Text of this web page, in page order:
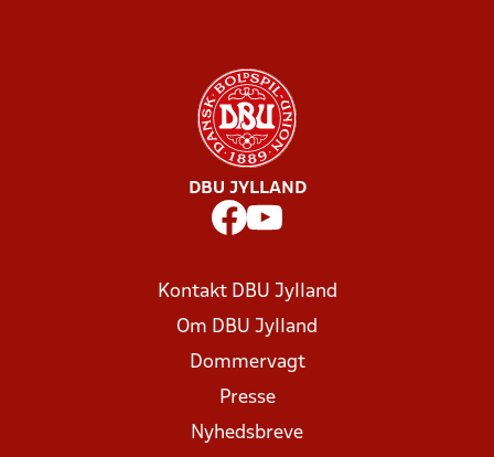
DBU JYLLAND
Kontakt DBU Jylland
Om DBU Jylland
Dommervagt
Presse
Nyhedsbreve